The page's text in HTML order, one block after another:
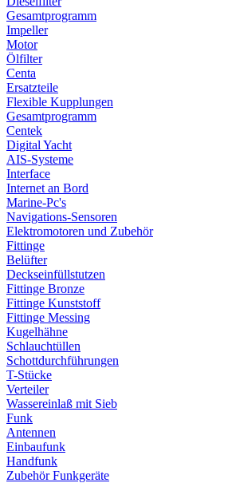
Gesamtprogramm
Impeller
Motor
Ölfilter
Centa
Ersatzteile
Flexible Kupplungen
Gesamtprogramm
Centek
Digital Yacht
AIS-Systeme
Interface
Internet an Bord
Marine-Pc's
Navigations-Sensoren
Elektromotoren und Zubehör
Fittinge
Belüfter
Deckseinfüllstutzen
Fittinge Bronze
Fittinge Kunststoff
Fittinge Messing
Kugelhähne
Schlauchtüllen
Schottdurchführungen
T-Stücke
Verteiler
Wassereinlaß mit Sieb
Funk
Antennen
Einbaufunk
Handfunk
Zubehör Funkgeräte